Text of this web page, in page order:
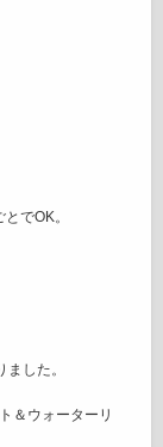
でOK。
した。
＆ウォーターリ